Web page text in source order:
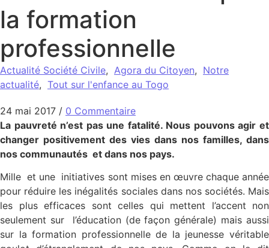
la formation
professionnelle
Actualité Société Civile, Agora du Citoyen, Notre
actualité, Tout sur l'enfance au Togo
24 mai 2017 / 0 Commentaire
La pauvreté n’est pas une fatalité. Nous pouvons agir et
changer positivement des vies dans nos familles, dans
nos communautés et dans nos pays.
Mille et une initiatives sont mises en œuvre chaque année
pour réduire les inégalités sociales dans nos sociétés. Mais
les plus efficaces sont celles qui mettent l’accent non
seulement sur l’éducation (de façon générale) mais aussi
sur la formation professionnelle de la jeunesse véritable